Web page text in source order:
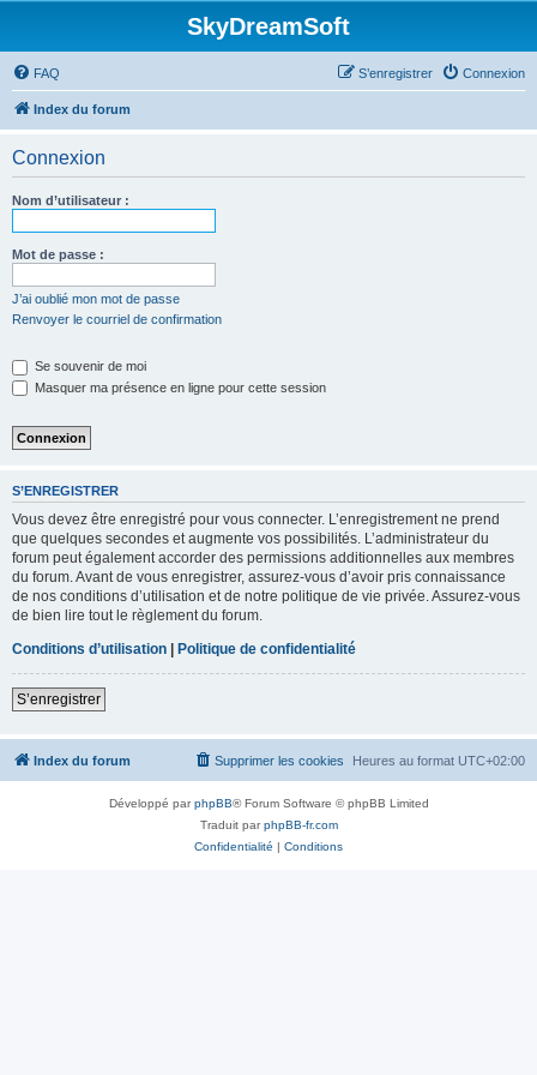
SkyDreamSoft
FAQ Connexion
S’enregistrer
Index du forum
Connexion
Nom d’utilisateur :
Mot de passe :
J’ai oublié mon mot de passe
Renvoyer le courriel de confirmation
Se souvenir de moi
Masquer ma présence en ligne pour cette session
S’ENREGISTRER
Vous devez être enregistré pour vous connecter. L’enregistrement ne prend
que quelques secondes et augmente vos possibilités. L’administrateur du
forum peut également accorder des permissions additionnelles aux membres
du forum. Avant de vous enregistrer, assurez-vous d’avoir pris connaissance
de nos conditions d’utilisation et de notre politique de vie privée. Assurez-vous
de bien lire tout le règlement du forum.
Conditions d’utilisation | Politique de confidentialité
S’enregistrer
Index du forum Heures au format UTC+02:00
Supprimer les cookies
Développé parphpBB® Forum Software © phpBB Limited
Traduit parphpBB-fr.com
Confidentialité | Conditions